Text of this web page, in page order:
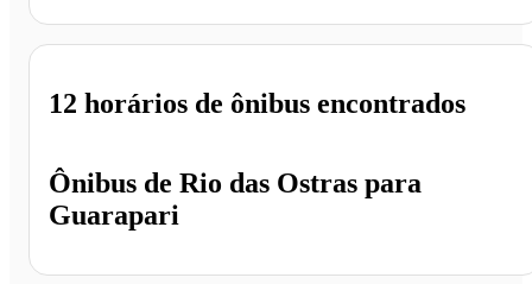
Ônibus de Rio das Ostras para
Guarapari
12 horários de ônibus encontrados